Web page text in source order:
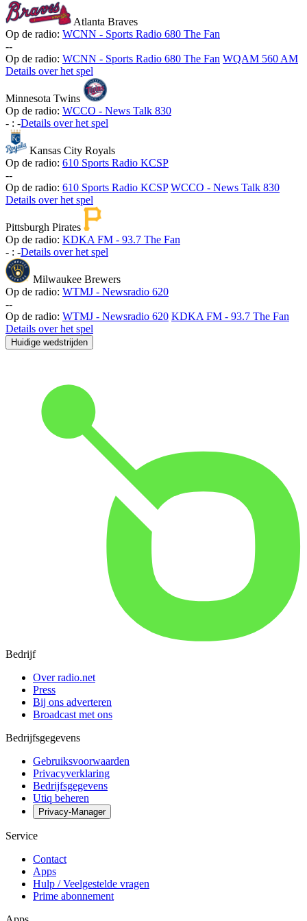
Atlanta Braves
Op de radio: WCNN - Sports Radio 680 The Fan
--
Op de radio: WCNN - Sports Radio 680 The Fan WQAM 560 AM
Details over het spel
Minnesota Twins
Op de radio: WCCO - News Talk 830
- : -Details over het spel
Kansas City Royals
Op de radio: 610 Sports Radio KCSP
--
Op de radio: 610 Sports Radio KCSP WCCO - News Talk 830
Details over het spel
Pittsburgh Pirates
Op de radio: KDKA FM - 93.7 The Fan
- : -Details over het spel
Milwaukee Brewers
Op de radio: WTMJ - Newsradio 620
--
Op de radio: WTMJ - Newsradio 620 KDKA FM - 93.7 The Fan
Details over het spel
Huidige wedstrijden
Bedrijf
Over radio.net
Press
Bij ons adverteren
Broadcast met ons
Bedrijfsgegevens
Gebruiksvoorwaarden
Privacyverklaring
Bedrijfsgegevens
Utiq beheren
Privacy-Manager
Service
Contact
Apps
Hulp / Veelgestelde vragen
Prime abonnement